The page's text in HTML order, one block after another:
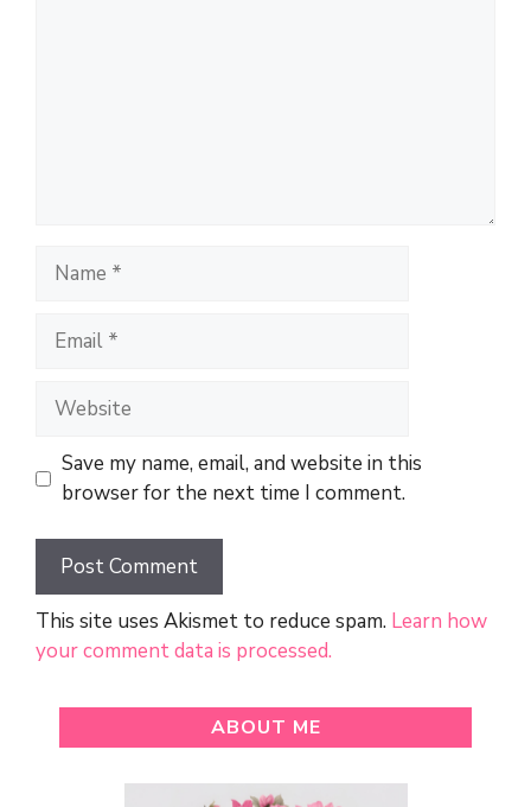
Name
Email
Website
Save my name, email, and website in this
browser for the next time I comment.
This site uses Akismet to reduce spam. Learn how
your comment data is processed.
ABOUT ME